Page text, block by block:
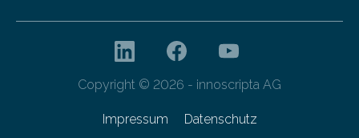
Copyright © 2026 - innoscripta AG
Impressum Datenschutz